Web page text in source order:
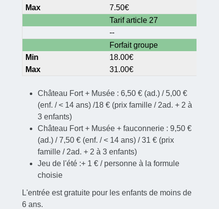
7.50€
Tarif article 27
--
Forfait groupe
18.00€
31.00€
Château Fort + Musée : 6,50 € (ad.) / 5,00 €
(enf. / < 14 ans) /18 € (prix famille / 2ad. + 2 à
3 enfants)
Château Fort + Musée + fauconnerie : 9,50 €
(ad.) / 7,50 € (enf. / < 14 ans) / 31 € (prix
famille / 2ad. + 2 à 3 enfants)
Jeu de l'été :+ 1 € / personne à la formule
choisie
L'entrée est gratuite pour les enfants de moins de
6 ans.